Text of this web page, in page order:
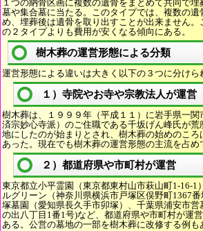
１つの納骨区画に複数の遺骨をまとめて共同で
墓や集合墓に当たる。このタイプでは、複数の遺
め、埋葬後は遺骨を取り出すことが出来ません
の２タイプよりも費用が安くなる傾向にある。
樹木葬の運営形態による分類
運営形態による違いは大きく以下の３つに分けら
１）寺院やお寺や宗教法人が運営
樹木葬は、１９９９年（平成１１）に岩手県一
済宗妙心寺派）のご住職である千坂げん峰氏が
地にしたのが始まりとされ、樹木葬の始めのこ
あった。現在でも樹木葬の運営形態の主流を占め
２）都道府県や市町村が運営
東京都立小平霊園（東京都東村山市萩山町1-16-1
ルグリーン（神奈川県横浜市戸塚区俣野町1367
塚墓園（愛知県長久手市卯塚）、千葉県浦安市営
の出八丁目1番1号)など、都道府県や市町村が運
ある。公営の墓地の一部を樹木葬に改修する例も